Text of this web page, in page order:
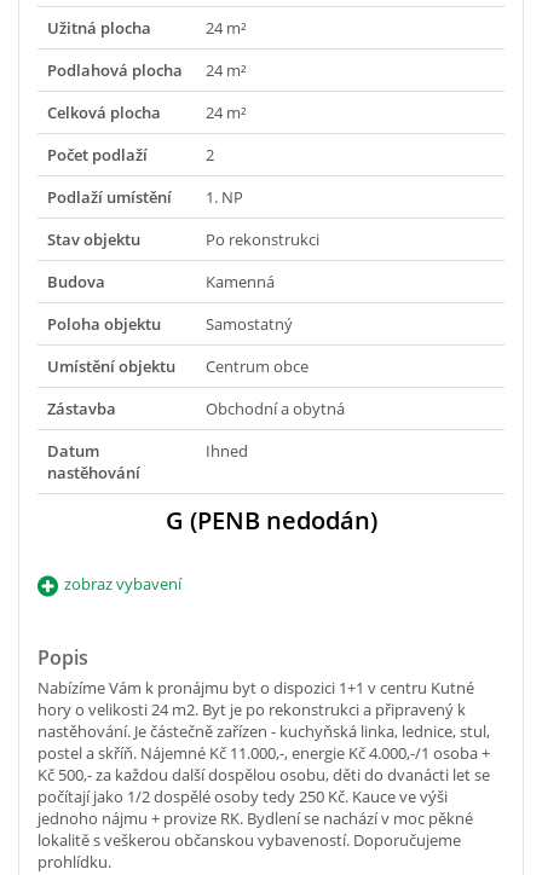
Užitná plocha
24 m²
Podlahová plocha
24 m²
Celková plocha
24 m²
Počet podlaží
2
Podlaží umístění
1. NP
Stav objektu
Po rekonstrukci
Budova
Kamenná
Poloha objektu
Samostatný
Umístění objektu
Centrum obce
Zástavba
Obchodní a obytná
Datum
nastěhování
Ihned
G (PENB nedodán)
zobraz vybavení
Popis
Nabízíme Vám k pronájmu byt o dispozici 1+1 v centru Kutné
hory o velikosti 24 m2. Byt je po rekonstrukci a připravený k
nastěhování. Je částečně zařízen - kuchyňská linka, lednice, stul,
postel a skříň. Nájemné Kč 11.000,-, energie Kč 4.000,-/1 osoba +
Kč 500,- za každou další dospělou osobu, děti do dvanácti let se
počítají jako 1/2 dospělé osoby tedy 250 Kč. Kauce ve výši
jednoho nájmu + provize RK. Bydlení se nachází v moc pěkné
lokalitě s veškerou občanskou vybaveností. Doporučujeme
prohlídku.